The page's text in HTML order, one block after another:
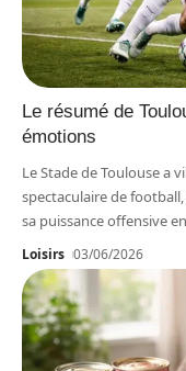
Le résumé de
émotions
Le Stade de Toulouse a
spectaculaire de
sa puissance offensive en
Loisirs 03/06/2026